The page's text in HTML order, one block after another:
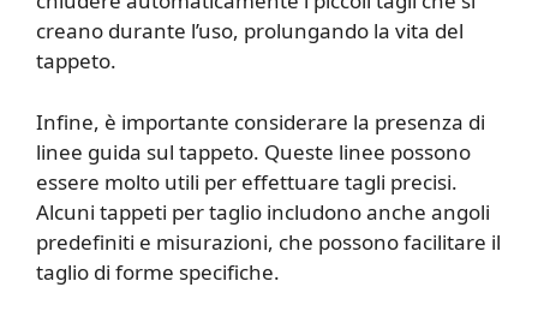
creano durante l’uso, prolungando la vita del
tappeto.
Infine, è importante considerare la presenza di
linee guida sul tappeto. Queste linee possono
essere molto utili per effettuare tagli precisi.
Alcuni tappeti per taglio includono anche angoli
predefiniti e misurazioni, che possono facilitare il
taglio di forme specifiche.